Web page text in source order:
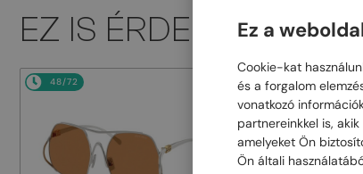
EZ IS ÉRDEKELHET
48/72 48/72
Ez a
Cookie-kat
és a forgalom
vonatkozó
partnereinkkel is,
amelyeket Ön
Ön általi